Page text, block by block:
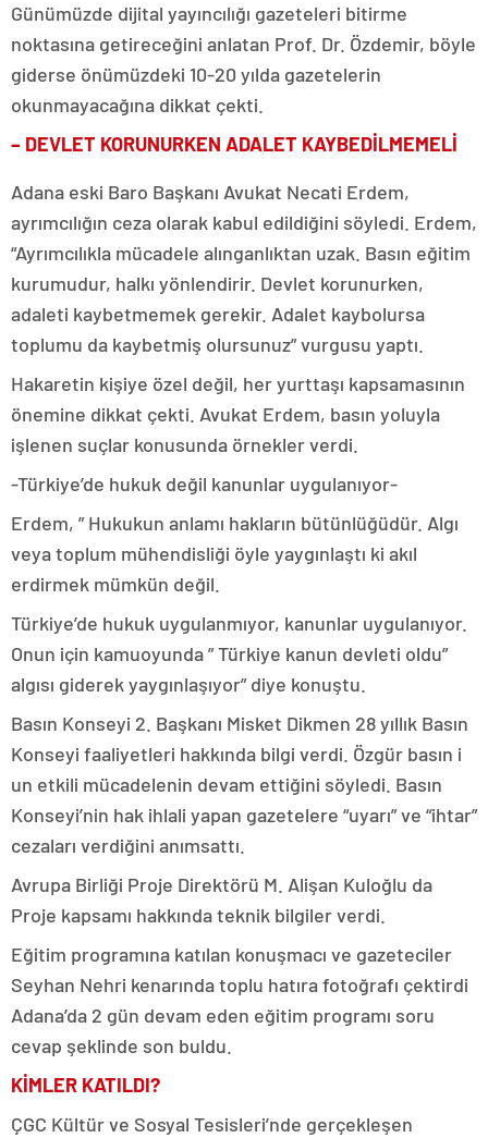
Günümüzde dijital yayıncılığı gazeteleri bitirme
noktasına getireceğini anlatan Prof. Dr. Özdemir, böyle
giderse önümüzdeki 10-20 yılda gazetelerin
okunmayacağına dikkat çekti.
– DEVLET KORUNURKEN ADALET KAYBEDİLMEMELİ
Adana eski Baro Başkanı Avukat Necati Erdem,
ayrımcılığın ceza olarak kabul edildiğini söyledi. Erdem,
“Ayrımcılıkla mücadele alınganlıktan uzak. Basın eğitim
kurumudur, halkı yönlendirir. Devlet korunurken,
adaleti kaybetmemek gerekir. Adalet kaybolursa
toplumu da kaybetmiş olursunuz” vurgusu yaptı.
Hakaretin kişiye özel değil, her yurttaşı kapsamasının
önemine dikkat çekti. Avukat Erdem, basın yoluyla
işlenen suçlar konusunda örnekler verdi.
-Türkiye’de hukuk değil kanunlar uygulanıyor-
Erdem, ” Hukukun anlamı hakların bütünlüğüdür. Algı
veya toplum mühendisliği öyle yaygınlaştı ki akıl
erdirmek mümkün değil.
Türkiye’de hukuk uygulanmıyor, kanunlar uygulanıyor.
Onun için kamuoyunda ” Türkiye kanun devleti oldu”
algısı giderek yaygınlaşıyor” diye konuştu.
Basın Konseyi 2. Başkanı Misket Dikmen 28 yıllık Basın
Konseyi faaliyetleri hakkında bilgi verdi. Özgür basın i
un etkili mücadelenin devam ettiğini söyledi. Basın
Konseyi’nin hak ihlali yapan gazetelere “uyarı” ve “ihtar”
cezaları verdiğini anımsattı.
Avrupa Birliği Proje Direktörü M. Alişan Kuloğlu da
Proje kapsamı hakkında teknik bilgiler verdi.
Eğitim programına katılan konuşmacı ve gazeteciler
Seyhan Nehri kenarında toplu hatıra fotoğrafı çektirdi
Adana’da 2 gün devam eden eğitim programı soru
cevap şeklinde son buldu.
KİMLER KATILDI?
ÇGC Kültür ve Sosyal Tesisleri’nde gerçekleşen